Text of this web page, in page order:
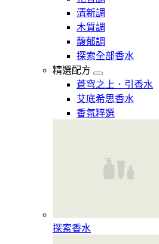
清新調
木質調
馥郁調
探索全部香水
精選配方
蒼穹之上．引香水
艾底希思香水
香氛粹選
探索香水​